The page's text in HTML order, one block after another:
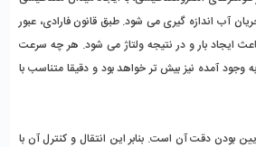
آب اندازه گیری می شود. طبق قانون فارادی، عبور
ایجاد بار و در نتیجه ولتاژ می شود. هر چه سرعت
وجود آمده نیز بیش تر خواهد بود و دقیقا متناسب با
بودن دقت آن است. بنابر این انتقال و کنترل آن با